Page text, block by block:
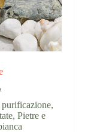
,
,Pietre e